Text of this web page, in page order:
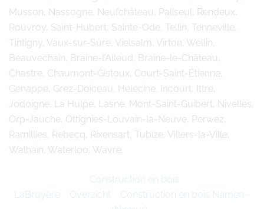
Musson, Nassogne, Neufchâteau, Paliseul, Rendeux,
Rouvroy, Saint-Hubert, Sainte-Ode, Tellin, Tenneville,
Tintigny, Vaux-sur-Sûre, Vielsalm, Virton, Wellin,
Beauvechain, Braine-l’Alleud, Braine-le-Château,
Chastre, Chaumont-Gistoux, Court-Saint-Étienne,
Genappe, Grez-Doiceau, Hélécine, Incourt, Ittre,
Jodoigne, La Hulpe, Lasne, Mont-Saint-Guibert, Nivelles,
Orp-Jauche, Ottignies-Louvain-la-Neuve, Perwez,
Ramillies, Rebecq, Rixensart, Tubize, Villers-la-Ville,
Walhain, Waterloo, Wavre.
Construction en bois
LaBruyère
Overzicht
Construction en bois Namen -